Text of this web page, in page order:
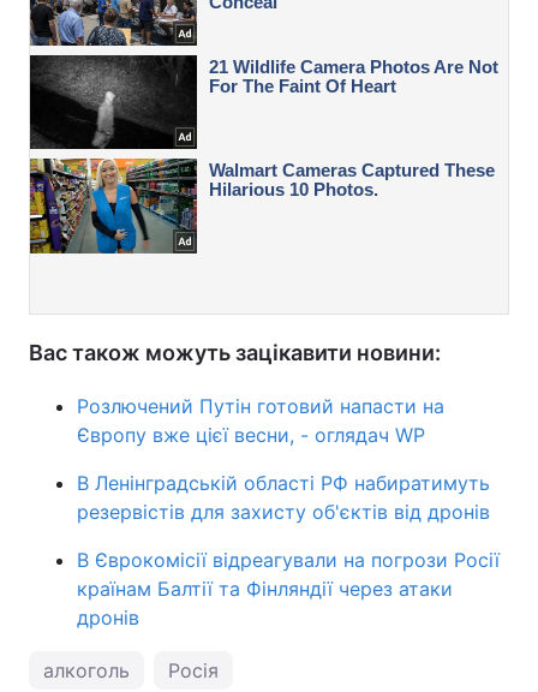
Вас також можуть зацікавити новини:
Розлючений Путін готовий напасти на
Європу вже цієї весни, - оглядач WP
В Ленінградській області РФ набиратимуть
резервістів для захисту об'єктів від дронів
В Єврокомісії відреагували на погрози Росії
країнам Балтії та Фінляндії через атаки
дронів
алкоголь Росія